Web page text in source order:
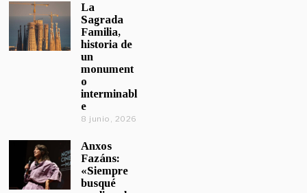
La
Sagrada
Familia,
historia de
un
monument
o
interminabl
e
8 junio, 2026
Anxos
Fazáns:
«Siempre
busqué